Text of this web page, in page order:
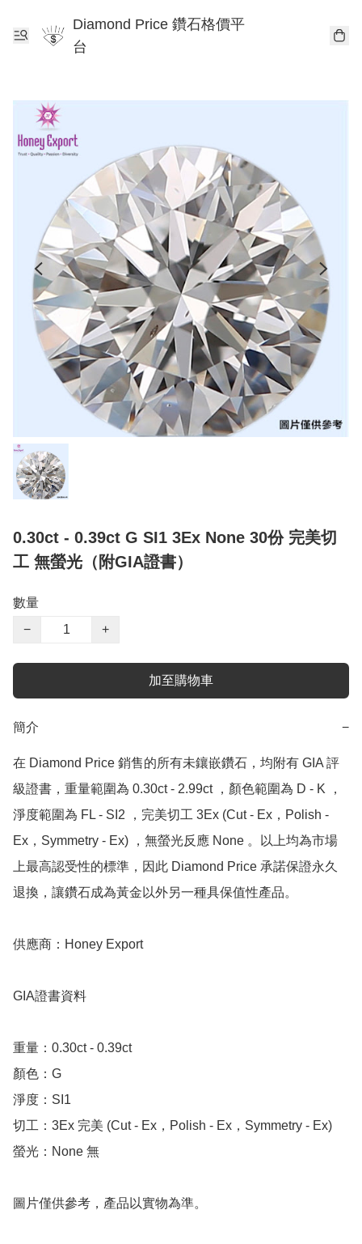
Diamond Price 鑽石格價平
台
0.30ct - 0.39ct G SI1 3Ex None 30份 完美切
工 無螢光（附GIA證書）
數量
−
+
加至購物車
簡介 −
在 Diamond Price 銷售的所有未鑲嵌鑽石，均附有 GIA 評
級證書，重量範圍為 0.30ct - 2.99ct ，顏色範圍為 D - K ，
淨度範圍為 FL - SI2 ，完美切工 3Ex (Cut - Ex，Polish -
Ex，Symmetry - Ex) ，無螢光反應 None 。以上均為市場
上最高認受性的標準，因此 Diamond Price 承諾保證永久
退換，讓鑽石成為黃金以外另一種具保值性產品。
供應商：Honey Export
GIA證書資料
重量：0.30ct - 0.39ct
顏色：G
淨度：SI1
切工：3Ex 完美 (Cut - Ex，Polish - Ex，Symmetry - Ex)
螢光：None 無
圖片僅供參考，產品以實物為準。